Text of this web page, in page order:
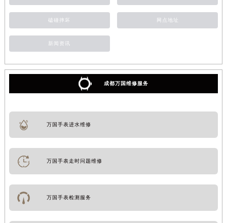
磕碰摔坏 网点地址
新闻资讯
成都万国维修服务
万国手表进水维修
万国手表走时问题维修
万国手表检测服务